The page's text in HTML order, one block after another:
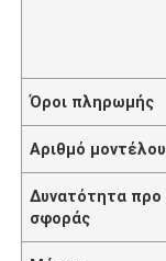
Όροι πληρωμής
Αριθμό μοντέλου
Δυνατότητα προ
σφοράς